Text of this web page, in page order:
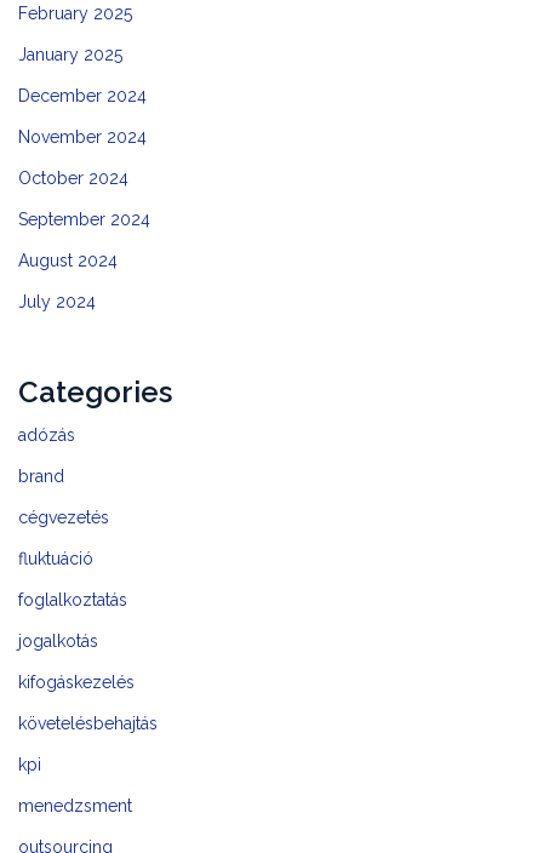
February 2025
January 2025
December 2024
November 2024
October 2024
September 2024
August 2024
July 2024
Categories
adózás
brand
cégvezetés
fluktuáció
foglalkoztatás
jogalkotás
kifogáskezelés
követelésbehajtás
kpi
menedzsment
outsourcing